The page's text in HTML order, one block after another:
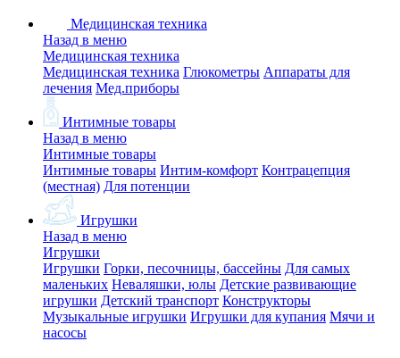
Медицинская техника
Назад в меню
Медицинская техника
Медицинская техника Глюкометры Аппараты для
лечения Мед.приборы
Интимные товары
Назад в меню
Интимные товары
Интимные товары Интим-комфорт Контрацепция
(местная) Для потенции
Игрушки
Назад в меню
Игрушки
Игрушки Горки, песочницы, бассейны Для самых
маленьких Неваляшки, юлы Детские развивающие
игрушки Детский транспорт Конструкторы
Музыкальные игрушки Игрушки для купания Мячи и
насосы